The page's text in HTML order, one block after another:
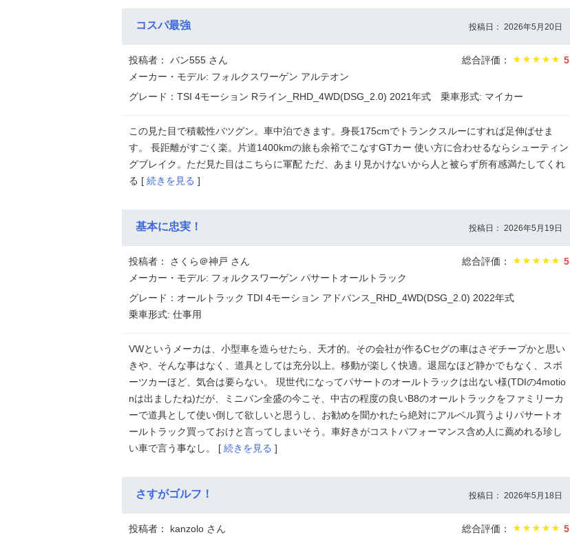
コスパ最強 投稿日： 2026年5月20日
投稿者： バン555 さん 総合評価：
5
メーカー・モデル: フォルクスワーゲン アルテオン
グレード：TSI 4モーション Rライン_RHD_4WD(DSG_2.0) 2021年式
乗車形式: マイカー
この見た目で積載性バツグン。車中泊できます。身長175cmでトランクスルーにすれば足伸ばせま
す。 長距離がすごく楽。片道1400kmの旅も余裕でこなすGTカー 使い方に合わせるならシューティン
グブレイク。ただ見た目はこちらに軍配 ただ、あまり見かけないから人と被らず所有感満たしてくれ
る [ 続きを見る ]
基本に忠実！ 投稿日： 2026年5月19日
投稿者： さくら＠神戸 さん 総合評価：
5
メーカー・モデル: フォルクスワーゲン パサートオールトラック
グレード：オールトラック TDI 4モーション アドバンス_RHD_4WD(DSG_2.0) 2022年式
乗車形式: 仕事用
VWというメーカは、小型車を造らせたら、天才的。その会社が作るCセグの車はさぞチープかと思い
きや、そんな事はなく、道具としては充分以上。移動が楽しく快適。退屈なほど静かでもなく、スポ
ーツカーほど、気合は要らない。 現世代になってパサートのオールトラックは出ない様(TDIの4motio
nは出ましたね)だが、ミニバン全盛の今こそ、中古の程度の良いB8のオールトラックをファミリーカ
ーで道具として使い倒して欲しいと思うし、お勧めを聞かれたら絶対にアルベル買うよりパサートオ
ールトラック買っておけと言ってしまいそう。車好きがコストパフォーマンス含め人に薦めれる珍し
い車で言う事なし。 [ 続きを見る ]
さすがゴルフ！ 投稿日： 2026年5月18日
投稿者： kanzolo さん 総合評価： 5